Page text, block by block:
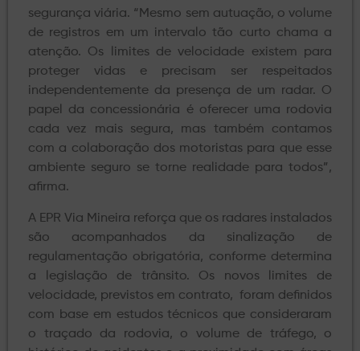
segurança viária. “Mesmo sem autuação, o volume
de registros em um intervalo tão curto chama a
atenção. Os limites de velocidade existem para
proteger vidas e precisam ser respeitados
independentemente da presença de um radar. O
papel da concessionária é oferecer uma rodovia
cada vez mais segura, mas também contamos
com a colaboração dos motoristas para que esse
ambiente seguro se torne realidade para todos”,
afirma.
A EPR Via Mineira reforça que os radares instalados
são acompanhados da sinalização de
regulamentação obrigatória, conforme determina
a legislação de trânsito. Os novos limites de
velocidade, previstos em contrato, foram definidos
com base em estudos técnicos que consideraram
o traçado da rodovia, o volume de tráfego, o